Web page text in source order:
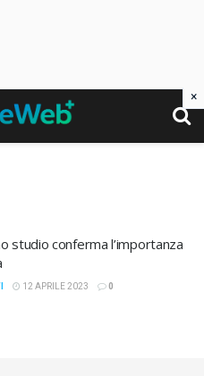
studio conferma l’importanza
12 APRILE 2023 0
×